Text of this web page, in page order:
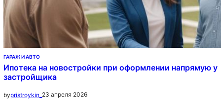
ГАРАЖ И АВТО
Ипотека на новостройки при оформлении напрямую у
застройщика
bypristroykin_ 23 апреля 2026